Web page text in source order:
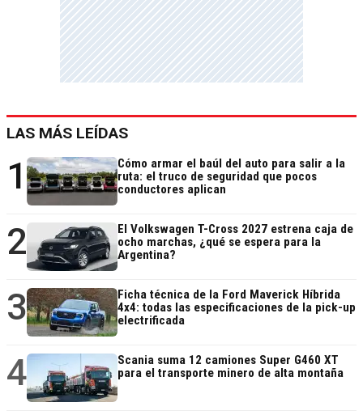
LAS MÁS LEÍDAS
1
Cómo armar el baúl del auto para salir a la
ruta: el truco de seguridad que pocos
conductores aplican
2
El Volkswagen T-Cross 2027 estrena caja de
ocho marchas, ¿qué se espera para la
Argentina?
3
Ficha técnica de la Ford Maverick Híbrida
4x4: todas las especificaciones de la pick-up
electrificada
4
Scania suma 12 camiones Super G460 XT
para el transporte minero de alta montaña